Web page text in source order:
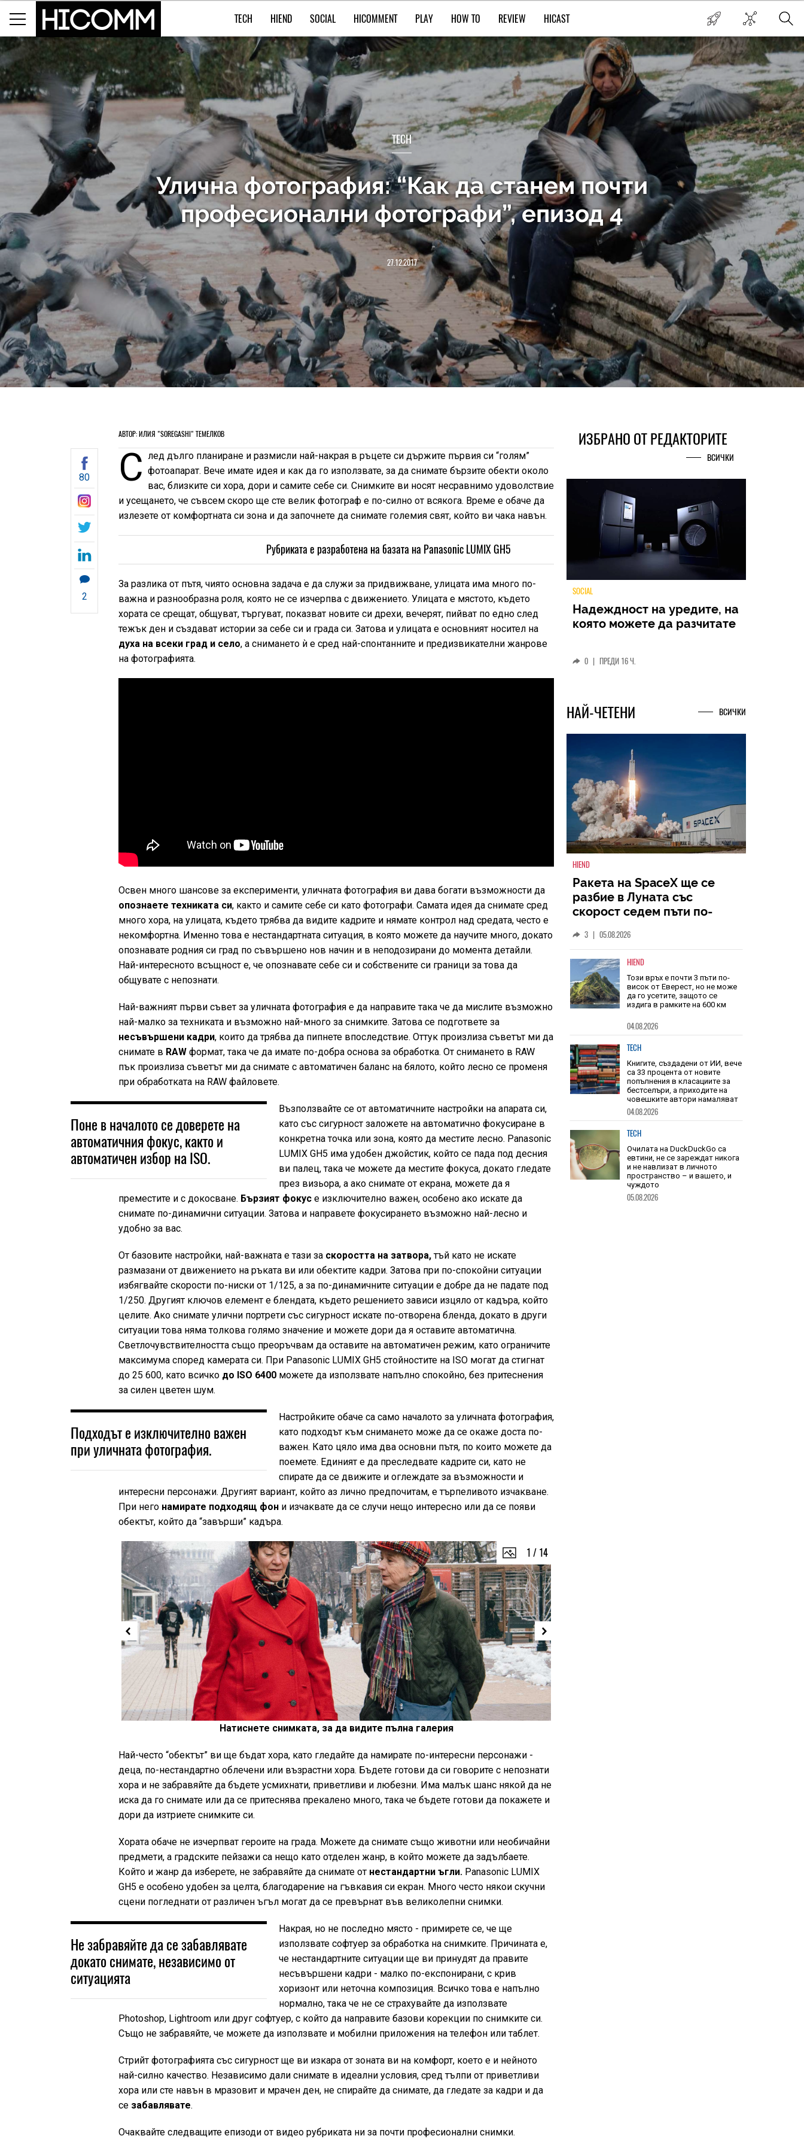
TECH HIEND SOCIAL HICOMMENT PLAY HOW TO REVIEW HICAST
TECH
Улична фотография: “Как да станем почти
професионални фотографи”, епизод 4
27.12.2017
АВТОР: ИЛИЯ "SOREGASHI" ТЕМЕЛКОВ
80
2
С лед дълго планиране и размисли най-накрая в ръцете си държите първия си “голям”
фотоапарат. Вече имате идея и как да го използвате, за да снимате бързите обекти около
вас, близките си хора, дори и самите себе си. Снимките ви носят несравнимо удоволствие
и усещането, че съвсем скоро ще сте велик фотограф е по-силно от всякога. Време е обаче да
излезете от комфортната си зона и да започнете да снимате големия свят, който ви чака навън.
Рубриката е разработена на базата на Panasonic LUMIX GH5
За разлика от пътя, чиято основна задача е да служи за придвижване, улицата има много по-
важна и разнообразна роля, която не се изчерпва с движението. Улицата е мястото, където
хората се срещат, общуват, търгуват, показват новите си дрехи, вечерят, пийват по едно след
тежък ден и създават истории за себе си и града си. Затова и улицата е основният носител на
духа на всеки град и село, а снимането ѝ е сред най-спонтанните и предизвикателни жанрове
на фотографията.
Освен много шансове за експерименти, уличната фотография ви дава богати възможности да
опознаете техниката си, както и самите себе си като фотографи. Самата идея да снимате сред
много хора, на улицата, където трябва да видите кадрите и нямате контрол над средата, често е
некомфортна. Именно това е нестандартната ситуация, в която можете да научите много, докато
опознавате родния си град по съвършено нов начин и в неподозирани до момента детайли.
Най-интересното всъщност е, че опознавате себе си и собствените си граници за това да
общувате с непознати.
Най-важният първи съвет за уличната фотография е да направите така че да мислите възможно
най-малко за техниката и възможно най-много за снимките. Затова се подгответе за
несъвършени кадри, които да трябва да пипнете впоследствие. Оттук произлиза съветът ми да
снимате в RAW формат, така че да имате по-добра основа за обработка. От снимането в RAW
пък произлиза съветът ми да снимате с автоматичен баланс на бялото, който лесно се променя
при обработката на RAW файловете.
Поне в началото се доверете на
автоматичния фокус, както и
автоматичен избор на ISO.
Възползвайте се от автоматичните настройки на апарата си,
като със сигурност заложете на автоматично фокусиране в
конкретна точка или зона, която да местите лесно. Panasonic
LUMIX GH5 има удобен джойстик, който се пада под десния
ви палец, така че можете да местите фокуса, докато гледате
през визьора, а ако снимате от екрана, можете да я
преместите и с докосване. Бързият фокус е изключително важен, особено ако искате да
снимате по-динамични ситуации. Затова и направете фокусирането възможно най-лесно и
удобно за вас.
От базовите настройки, най-важната е тази за скоростта на затвора,тъй като не искате
размазани от движението на ръката ви или обектите кадри. Затова при по-спокойни ситуации
избягвайте скорости по-ниски от 1/125, а за по-динамичните ситуации е добре да не падате под
1/250. Другият ключов елемент е блендата, където решението зависи изцяло от кадъра, който
целите. Ако снимате улични портрети със сигурност искате по-отворена бленда, докато в други
ситуации това няма толкова голямо значение и можете дори да я оставите автоматична.
Светлочувствителността също преоръчвам да оставите на автоматичен режим, като ограничите
максимума според камерата си. При Panasonic LUMIX GH5 стойностите на ISO могат да стигнат
до 25 600, като всичко до ISO 6400 можете да използвате напълно спокойно, без притеснения
за силен цветен шум.
Подходът е изключително важен
при уличната фотография.
Настройките обаче са само началото за уличната фотография,
като подходът към снимането може да се окаже доста по-
важен. Като цяло има два основни пътя, по които можете да
поемете. Единият е да преследвате кадрите си, като не
спирате да се движите и оглеждате за възможности и
интересни персонажи. Другият вариант, който аз лично предпочитам, е търпеливото изчакване.
При него намирате подходящ фон и изчаквате да се случи нещо интересно или да се появи
обектът, който да “завърши” кадъра.
1 / 14
Натиснете снимката, за да видите пълна галерия
Най-често “обектът” ви ще бъдат хора, като гледайте да намирате по-интересни персонажи -
деца, по-нестандартно облечени или възрастни хора. Бъдете готови да си говорите с непознати
хора и не забравяйте да бъдете усмихнати, приветливи и любезни. Има малък шанс някой да не
иска да го снимате или да се притеснява прекалено много, така че бъдете готови да покажете и
дори да изтриете снимките си.
Хората обаче не изчерпват героите на града. Можете да снимате също животни или необичайни
предмети, а градските пейзажи са нещо като отделен жанр, в който можете да задълбаете.
Който и жанр да изберете, не забравяйте да снимате от нестандартни ъгли. Panasonic LUMIX
GH5 е особено удобен за целта, благодарение на гъвкавия си екран. Много често някои скучни
сцени погледнати от различен ъгъл могат да се превърнат във великолепни снимки.
Не забравяйте да се забавлявате
докато снимате, независимо от
ситуацията
Накрая, но не последно място - примирете се, че ще
използвате софтуер за обработка на снимките. Причината е,
че нестандартните ситуации ще ви принудят да правите
несъвършени кадри - малко по-експонирани, с крив
хоризонт или неточна композиция. Всичко това е напълно
нормално, така че не се страхувайте да използвате
Photoshop, Lightroom или друг софтуер, с който да направите базови корекции по снимките си.
Също не забравяйте, че можете да използвате и мобилни приложения на телефон или таблет.
Стрийт фотографията със сигурност ще ви изкара от зоната ви на комфорт, което е и нейното
най-силно качество. Независимо дали снимате в идеални условия, сред тълпи от приветливи
хора или сте навън в мразовит и мрачен ден, не спирайте да снимате, да гледате за кадри и да
се забавлявате.
Очаквайте следващите епизоди от видео рубриката ни за почти професионални снимки.
ИЗБРАНО ОТ РЕДАКТОРИТЕ
ВСИЧКИ
TECH
Ultra – ново име, познато
НАЙ-ЧЕТЕНИ
HIEND
Ракета на SpaceX ще се
разбие в Луната със
голяма от скоростта на
звука
| 05.08.2026
HIEND
Този връх е почти 3 пъти по-
да го усетите, защото се
издига в рамките на 600 км
04.08.2026
TECH
Книгите, създадени от ИИ, вече
са 33 процента от новите
попълнения в класациите за
бестселъри, а приходите на
човешките автори намаляват
04.08.2026
TECH
Очилата на DuckDuckGo са
евтини, не се зареждат никога
и не навлизат в личното